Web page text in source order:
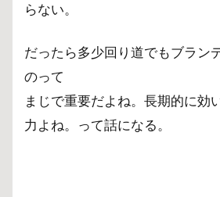
らない。
だったら多少回り道でもブラン
のって
まじで重要だよね。長期的に効
力よね。って話になる。